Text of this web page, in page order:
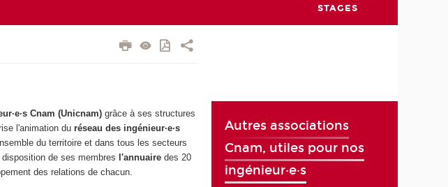
STAGES
Cnam (Unicnam)grâce à ses structures
l'animation duréseau des ingénieur·e·s
du territoire et dans tous les secteurs
de ses membres l'annuairedes 20
des relations de chacun.
Autres associations
Cnam, utiles pour nos
ingénieur·e·s